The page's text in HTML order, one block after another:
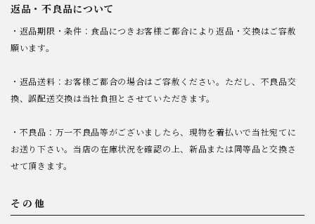
返品・不良品について
・返品期限・条件：食品につきお客様ご都合により返品・交換はご容赦
願います。
・返品送料：お客様ご都合の場合はご容赦ください。ただし、不良品交
換、誤配送交換は当社負担とさせていただきます。
・不良品：万一不良品等がございましたら、現物を着払いで当社宛てに
お送り下さい。当店の在庫状況を確認の上、新品または同等品と交換さ
せて頂きます。
その他